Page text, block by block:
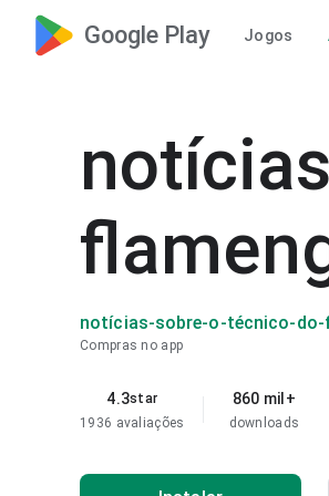
Google Play Jogos
notícias-sobre-o-técnico-do-
Compras no app
4.3star
1936 avaliações
860 mil+
downloads